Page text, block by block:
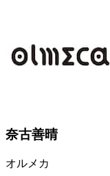
奈古善晴
オルメカ